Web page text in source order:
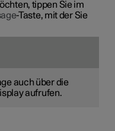
tippen Sie im
-Taste, mit der Sie
auch über die
aufrufen.